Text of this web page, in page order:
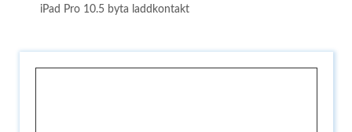
iPad Pro 10.5 byta laddkontakt